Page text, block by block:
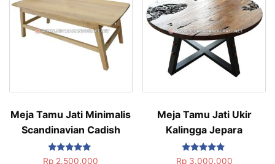
Meja Tamu Jati Minimalis
Scandinavian Cadish
Dinilai
Rp 2.500.000
Meja Tamu Jati Ukir
Kalingga Jepara
Dinilai
Rp3.000.000